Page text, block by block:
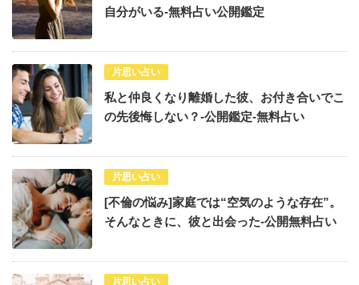
自分がいる-無料占い公開鑑定
片思い占い
私と仲良くなり離婚した彼、お付き合いでこ
の先後悔しない？-公開鑑定-無料占い
片思い占い
[不倫の悩み]家庭では“空気のような存在”。
そんなときに、彼と出会った-公開無料占い
片思い占い